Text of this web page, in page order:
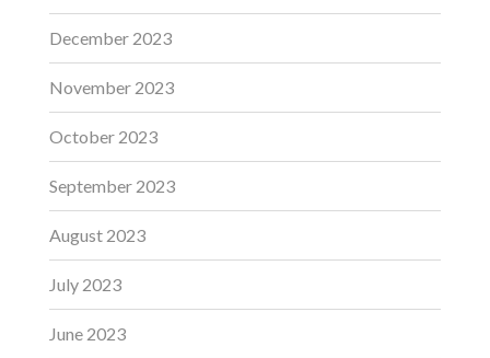
December 2023
November 2023
October 2023
September 2023
August 2023
July 2023
June 2023